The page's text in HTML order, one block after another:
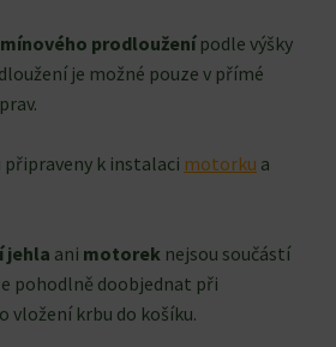
prodlouženípodle výšky
je možné pouze v přímé
připraveny k instalaci motorku a
jehla ani motorek nejsou součástí
pohodlně doobjednat při
vložení krbu do košíku.